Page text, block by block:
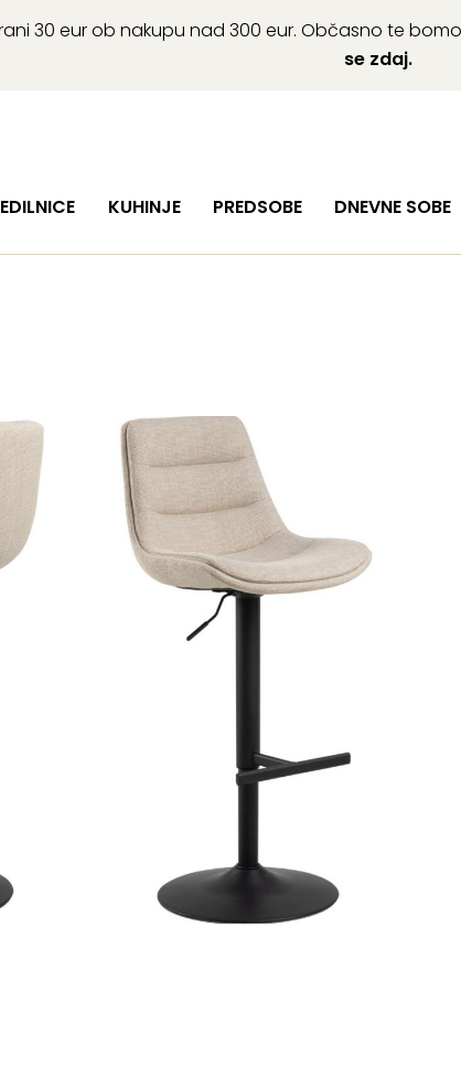
30 eur ob nakupu nad 300 eur. Občasno te
se zdaj.
KUHINJE PREDSOBE DNEVNE SOBE